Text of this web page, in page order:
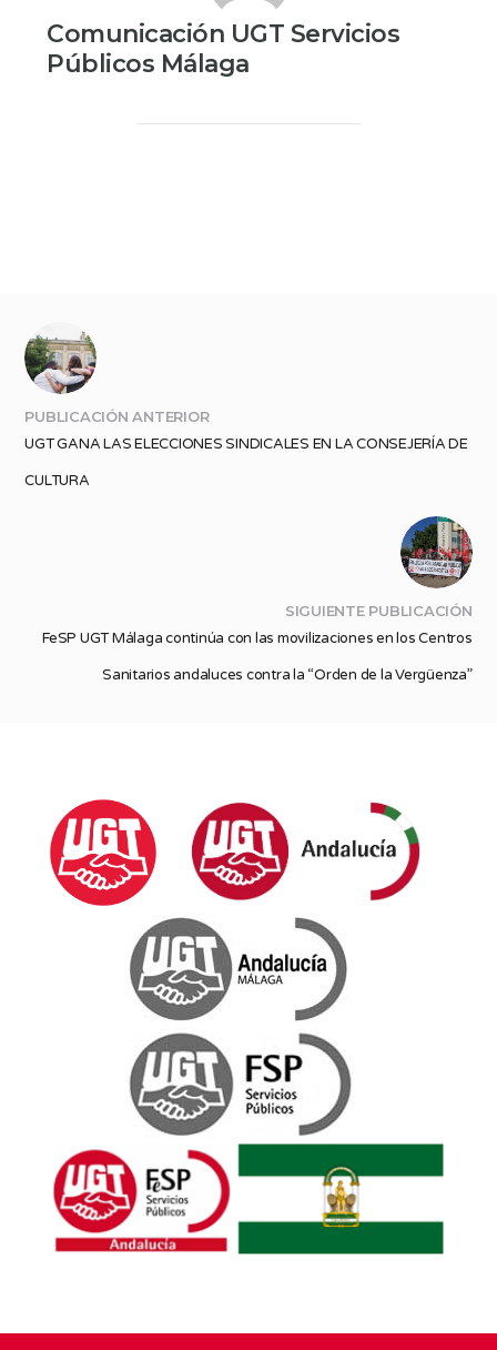
Comunicación UGT Servicios
Públicos Málaga
PUBLICACIÓN ANTERIOR
UGT GANA LAS ELECCIONES SINDICALES EN LA CONSEJERÍA DE
CULTURA
SIGUIENTE PUBLICACIÓN
FeSP UGT Málaga continúa con las movilizaciones en los Centros
Sanitarios andaluces contra la “Orden de la Vergüenza”